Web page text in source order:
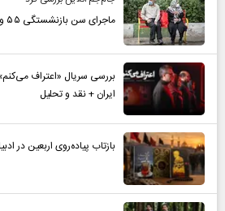
ماجرای سن بازنشستگی ۵۵ و ۶۲ ساله چیست؟
بررسی سریال «اعتراف
ایران + نقد و تحلیل
بازتاب پیاده‌روی اربعین در